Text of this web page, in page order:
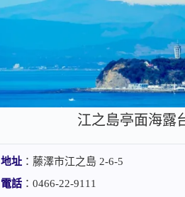
江之島亭面海露
地址 ：藤澤市江之島 2-6-5
電話 ：0466-22-9111